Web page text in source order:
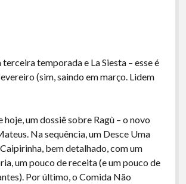
temporada e La Siesta – esse é
(sim, saindo em março. Lidem
um dossiê sobre Ragù – o novo
Na sequência, um Desce Uma
bem detalhado, com um
um pouco de receita (e um pouco de
Por último, o Comida Não